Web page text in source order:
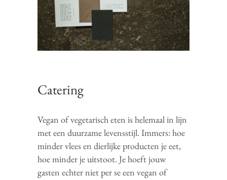
Catering
Vegan of vegetarisch eten is helemaal in lijn
met een duurzame levensstijl. Immers: hoe
minder vlees en dierlijke producten je eet,
hoe minder je uitstoot. Je hoeft jouw
gasten echter niet per se een vegan of